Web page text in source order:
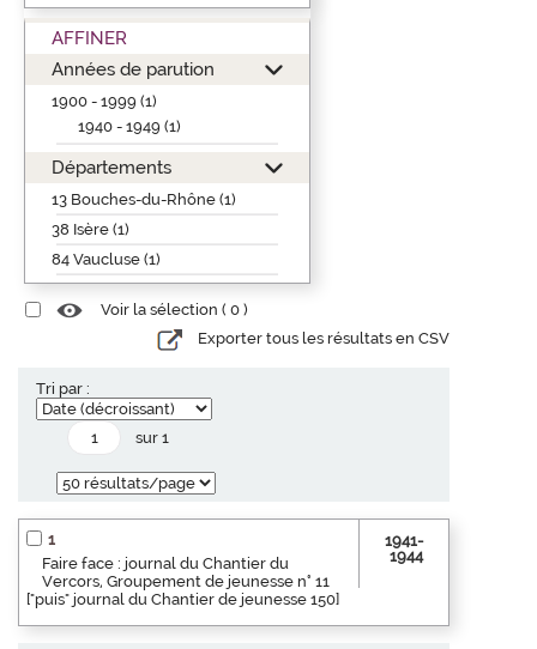
AFFINER
Années de parution
1900 - 1999 (1)
1940 - 1949 (1)
Départements
13 Bouches-du-Rhône (1)
38 Isère (1)
84 Vaucluse (1)
Voir la sélection ( 0 )
Exporter tous les résultats en CSV
Tri par :
sur 1
1
Faire face : journal du Chantier du
Vercors, Groupement de jeunesse n° 11
["puis" journal du Chantier de jeunesse 150]
1941-
1944